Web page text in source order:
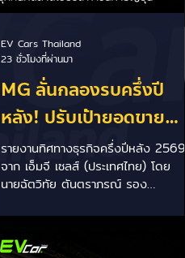
MG ลั่นกลองรบครึ่งปี
หลัง! ปรับเป้ายอดขาย
เพิ่มเป็น 36,000 คัน
พร้อมเดินหน้าลงศึกชิง
รายงานทิศทางธุรกิจครึ่งปีหลัง 2569
จาก เอ็มจี เซลส์ (ประเทศไทย) โดย
นายฉัตวิทัย ตันตราภรณ์ รอง
6 เดือนแรก (ม.ค. - มิ.ย.) โตพุ่ง 67%
แตะ 16,920 คัน พร้อมส่งสัญญาณ
EV Cars Thailand
23 ชั่วโมงที่ผ่านมา